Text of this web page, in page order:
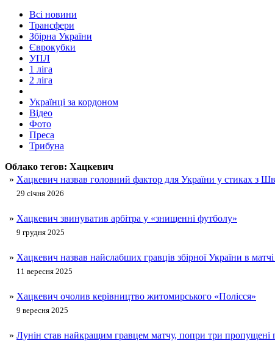
Всі новини
Трансфери
Збірна України
Єврокубки
УПЛ
1 ліга
2 ліга
Українці за кордоном
Відео
Фото
Преса
Трибуна
Облако тегов: Хацкевич
» Хацкевич назвав головний фактор для України у стиках з
29 січня 2026
» Хацкевич звинуватив арбітра у «знищенні футболу»
9 грудня 2025
» Хацкевич назвав найслабших гравців збірної України в
11 вересня 2025
» Хацкевич очолив керівництво житомирського «Полісся»
9 вересня 2025
» Лунін став найкращим гравцем матчу, попри три пропущені